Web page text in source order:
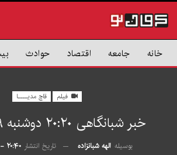
خانه جامعه اقتصاد حوادث
فیلم قاچ مدیــــا
خبر شبانگاهی ٢۰:٢٠ دوشنبه ۲۹ آذر ۱۴۰۰
بوسیله الهه شبانزاده تاریخ انتشار ۲۰:۴۰ - ۲۹ آذر ۱۴۰۰